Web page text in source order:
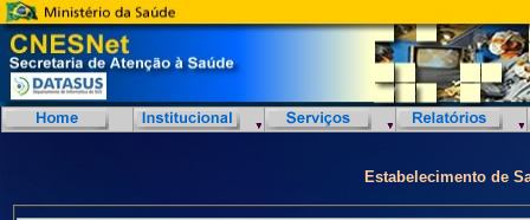
Estabelecimento de